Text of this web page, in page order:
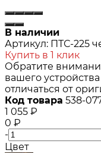
В наличии
Артикул: ПТС-225
Купить в 1 клик
Обратите
вашего
отличаться от
Код товара 538-
1 055 ₽
0 ₽
-
Цвет